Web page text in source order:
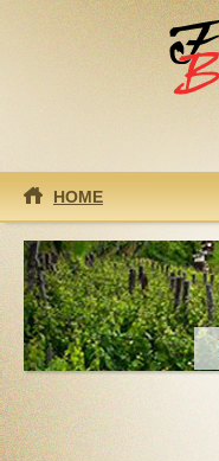
Direkt zum Inhalt
HOME